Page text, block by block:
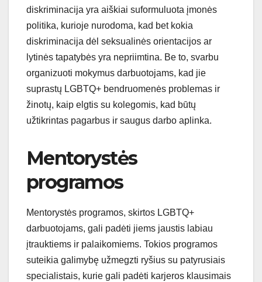
diskriminacija yra aiškiai suformuluota įmonės
politika, kurioje nurodoma, kad bet kokia
diskriminacija dėl seksualinės orientacijos ar
lytinės tapatybės yra nepriimtina. Be to, svarbu
organizuoti mokymus darbuotojams, kad jie
suprastų LGBTQ+ bendruomenės problemas ir
žinotų, kaip elgtis su kolegomis, kad būtų
užtikrintas pagarbus ir saugus darbo aplinka.
Mentorystės
programos
Mentorystės programos, skirtos LGBTQ+
darbuotojams, gali padėti jiems jaustis labiau
įtrauktiems ir palaikomiems. Tokios programos
suteikia galimybę užmegzti ryšius su patyrusiais
specialistais, kurie gali padėti karjeros klausimais